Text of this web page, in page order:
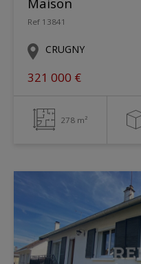
Ref 13841
CRUGNY
321 000 €
278 m²